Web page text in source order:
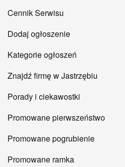
Cennik Serwisu
Dodaj ogłoszenie
Kategorie ogłoszeń
Znajdź firmę w Jastrzębiu
Porady i ciekawostki
Promowane pierwszeństwo
Promowane pogrubienie
Promowane ramka